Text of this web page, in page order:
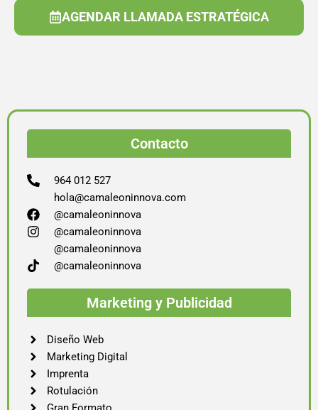
AGENDAR LLAMADA ESTRATÉGICA
Contacto
964 012 527
hola@camaleoninnova.com
@camaleoninnova
@camaleoninnova
@camaleoninnova
@camaleoninnova
Marketing y Publicidad
Diseño Web
Marketing Digital
Imprenta
Rotulación